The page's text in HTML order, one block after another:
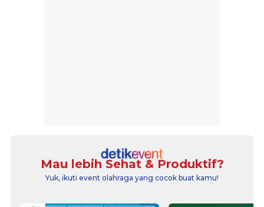
Mau lebih Sehat & Produktif?
Yuk, ikuti event olahraga yang cocok buat kamu!